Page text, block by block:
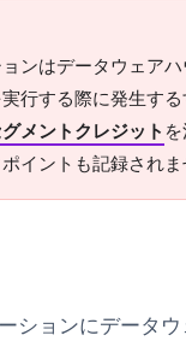
ンはデータウェア
行する際に発生す
メントクレジット
イントも記録されま
ションにデータ